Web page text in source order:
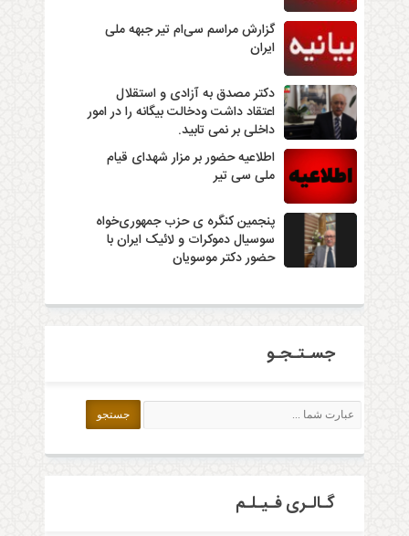
گزارش مراسم سی‌ام تیر جبهه ملی
ایران
دکتر مصدق به آزادی و استقلال
اعتقاد داشت ودخالت بیگانه را در امور
داخلی بر نمی تابید.
اطلاعیه حضور بر مزار شهدای قیام
ملی سی تیر
پنجمین کنگره ی حزب جمهوری‌خواه
سوسیال دموکرات و لائیک ایران با
حضور دکتر موسویان
جسـتـجـو
گـالـری فـیـلـم